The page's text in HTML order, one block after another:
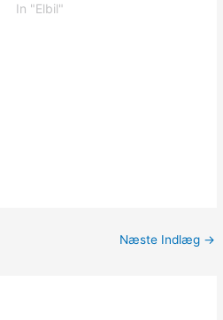
købe en elbil, da
In "Elbil"
Næste Indlæg →